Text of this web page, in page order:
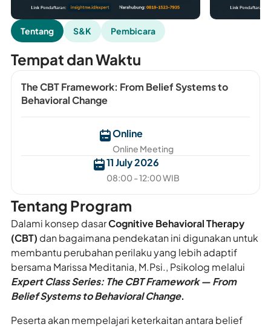
Tentang S&K Pembicara
Tempat dan Waktu
The CBT Framework: From Belief Systems to
Behavioral Change
Online
Online Meeting
11 July 2026
08:00 - 12:00 WIB
Tentang Program
Dalami konsep dasarCognitive Behavioral Therapy
(CBT) dan bagaimana pendekatan ini digunakan untuk
membantu perubahan perilaku yang lebih adaptif
bersama Marissa Meditania, M.Psi., Psikolog melalui
Expert Class Series: The CBT Framework — From
Belief Systems to Behavioral Change.
Peserta akan mempelajari keterkaitan antara belief